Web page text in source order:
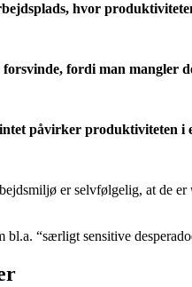
hvor
fordi man mangler
påvirker produktiviteten i
er selvfølgelig, at de er
“særligt sensitive